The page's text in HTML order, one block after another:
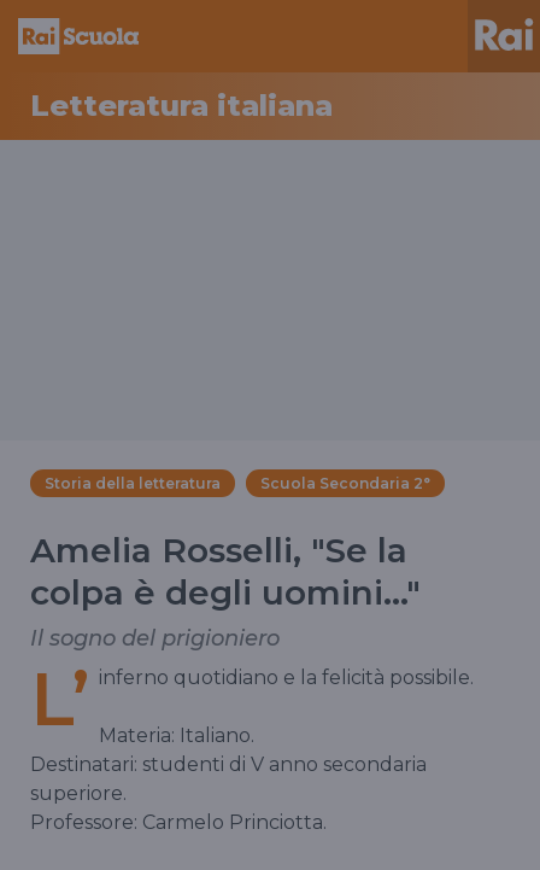
Letteratura italiana
Storia della letteratura Scuola Secondaria 2°
Amelia Rosselli, "Se la
colpa è degli uomini..."
Il sogno del prigioniero
L’ inferno quotidiano e la felicità possibile.
Materia: Italiano.
Destinatari: studenti di V anno secondaria
superiore.
Professore: Carmelo Princiotta.